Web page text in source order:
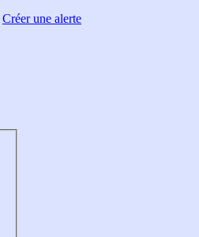
Créer une alerte